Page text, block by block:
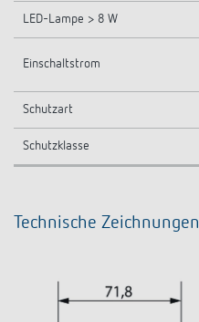
LED-Lampe > 8 W
Einschaltstrom
Schutzart
Schutzklasse
Technische Zeichnungen